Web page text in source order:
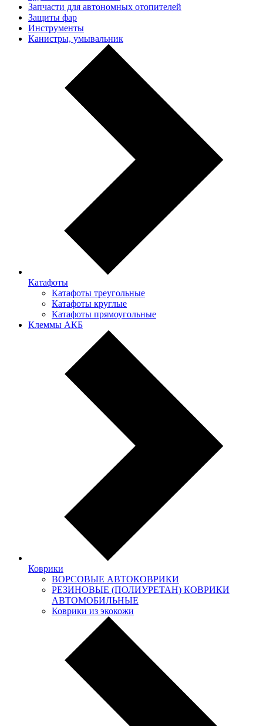
Запчасти для автономных отопителей
Защиты фар
Инструменты
Канистры, умывальник
Катафоты
Катафоты треугольные
Катафоты круглые
Катафоты прямоугольные
Клеммы АКБ
Коврики
ВОРСОВЫЕ АВТОКОВРИКИ
РЕЗИНОВЫЕ (ПОЛИУРЕТАН) КОВРИКИ
АВТОМОБИЛЬНЫЕ
Коврики из экокожи